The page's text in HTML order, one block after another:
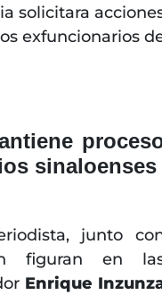
solicitara
exfuncionarios
sinaloenses
junto
figuran en
Enrique